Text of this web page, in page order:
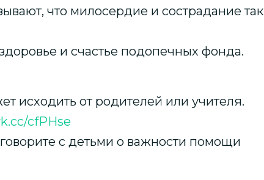
что милосердие и сострадание так
и счастье подопечных фонда.
исходить от родителей или учителя.
cfPHse
с детьми о важности помощи